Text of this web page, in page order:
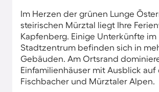
Im Herzen der grünen Lunge
steirischen Mürztal liegt Ihre
Kapfenberg. Einige Unterkünfte im
Stadtzentrum befinden sich in
Gebäuden. Am Ortsrand
Einfamilienhäuser mit Ausblick auf
Fischbacher und Mürztaler Alpen.